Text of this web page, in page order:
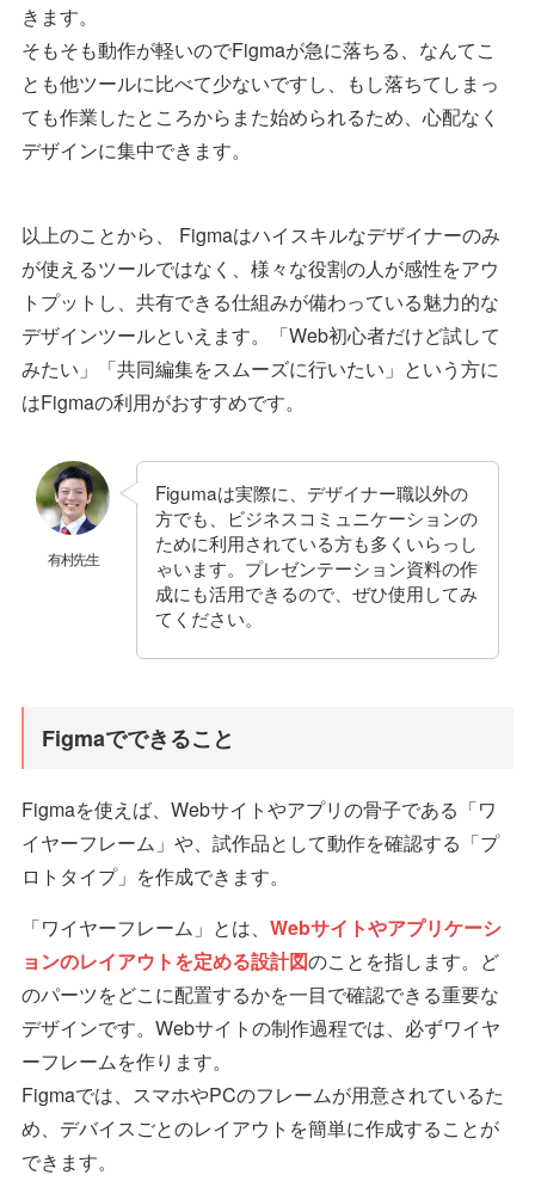
きます。
そもそも動作が軽いのでFigmaが急に落ちる、なんてこ
とも他ツールに比べて少ないですし、もし落ちてしまっ
ても作業したところからまた始められるため、心配なく
デザインに集中できます。
以上のことから、 Figmaはハイスキルなデザイナーのみ
が使えるツールではなく、様々な役割の人が感性をアウ
トプットし、共有できる仕組みが備わっている魅力的な
デザインツールといえます。「Web初心者だけど試して
みたい」「共同編集をスムーズに行いたい」という方に
はFigmaの利用がおすすめです。
有村先生
Figumaは実際に、デザイナー職以外の
方でも、ビジネスコミュニケーションの
ために利用されている方も多くいらっし
ゃいます。プレゼンテーション資料の作
成にも活用できるので、ぜひ使用してみ
てください。
Figmaでできること
Figmaを使えば、Webサイトやアプリの骨子である「ワ
イヤーフレーム」や、試作品として動作を確認する「プ
ロトタイプ」を作成できます。
「ワイヤーフレーム」とは、 Webサイトやアプリケーシ
ョンのレイアウトを定める設計図のことを指します。ど
のパーツをどこに配置するかを一目で確認できる重要な
デザインです。Webサイトの制作過程では、必ずワイヤ
ーフレームを作ります。
Figmaでは、スマホやPCのフレームが用意されているた
め、デバイスごとのレイアウトを簡単に作成することが
できます。